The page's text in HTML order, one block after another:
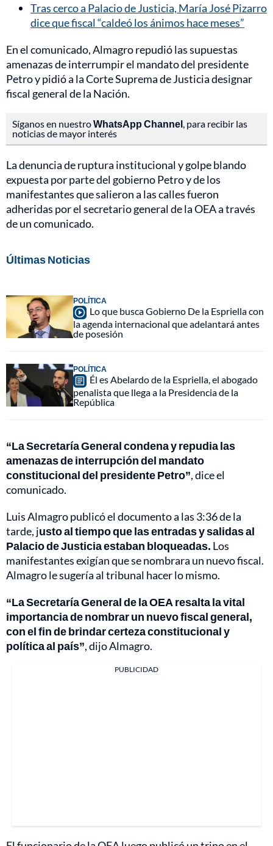
Tras cerco a Palacio de Justicia, María José Pizarro
dice que fiscal “caldeó los ánimos hace meses”
En el comunicado, Almagro repudió las supuestas
amenazas de interrumpir el mandato del presidente
Petro y pidió a la Corte Suprema de Justicia designar
fiscal general de la Nación.
Síganos en nuestroWhatsApp Channel , para recibir las
noticias de mayor interés
La denuncia de ruptura institucional y golpe blando
expuesta por parte del gobierno Petro y de los
manifestantes que salieron a las calles fueron
adheridas por el secretario general de la OEA a través
de un comunicado.
Últimas Noticias
POLÍTICA
Lo que busca Gobierno De la Espriella con
la agenda internacional que adelantará antes
de posesión
POLÍTICA
Él es Abelardo de la Espriella, el abogado
penalista que llega a la Presidencia de la
República
“La Secretaría General condena y repudia las
amenazas de interrupción del mandato
constitucional del presidente Petro”, dice el
comunicado.
Luis Almagro publicó el documento a las 3:36 de la
tarde, justo al tiempo que las entradas y salidas al
Palacio de Justicia estaban bloqueadas. Los
manifestantes exigían que se nombrara un nuevo fiscal.
Almagro le sugería al tribunal hacer lo mismo.
“La Secretaría General de la OEA resalta la vital
importancia de nombrar un nuevo fiscal general,
con el fin de brindar certeza constitucional y
política al país”, dijo Almagro.
PUBLICIDAD